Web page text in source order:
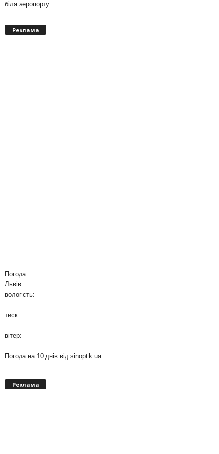
біля аеропорту
Реклама
Погода
Львів
вологість:
тиск:
вітер:
Погода на 10 днів від sinoptik.ua
Реклама